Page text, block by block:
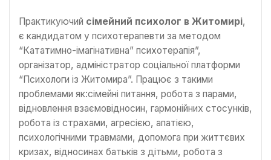
Практикуючий сімейний психолог в Житомирі,
є кандидатом у психотерапевти за методом
“Кататимно-імагінативна” психотерапія”,
організатор, адміністратор соціальної платформи
“Психологи із Житомира”. Працює з такими
проблемами як:сімейні питання, робота з парами,
відновлення взаємовідносин, гармонійних стосунків,
робота із страхами, агресією, апатією,
психологічними травмами, допомога при життєвих
кризах, відносинах батьків з дітьми, робота з